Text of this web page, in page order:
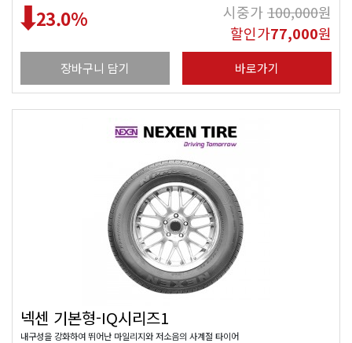
23.0% 시중가100,000원
할인가77,000원
장바구니 담기 바로가기
넥센 기본형-IQ시리즈1
내구성을 강화하여 뛰어난 마일리지와 저소음의 사계절 타이어